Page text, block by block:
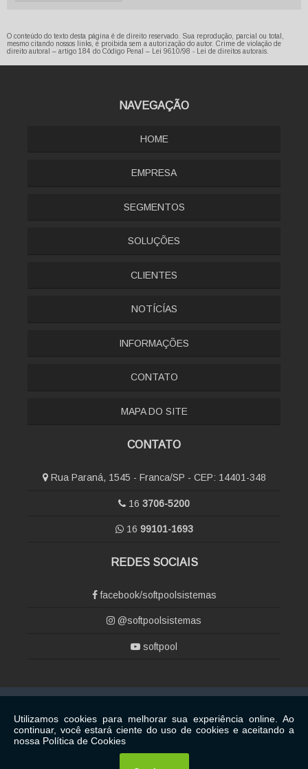
O conteúdo do texto desta página é de direito reservado. Sua reprodução, parcial ou total,
mesmo citando nossos links, é proibida sem a autorização do autor. Crime de violação de
direito autoral – artigo 184 do Código Penal –
Lei 9610/98 - Lei de direitos autorais
NAVEGAÇÃO
HOME
EMPRESA
SEGMENTOS
SOLUÇÕES
CLIENTES
NOTÍCÍAS
INFORMAÇÕES
CONTATO
MAPA DO SITE
CONTATO
Rua Paraná, 1545 - Franca/SP - CEP: 14401-348
16 3706-5200
16 99101-1693
REDES SOCIAIS
facebook/softpoolsistemas
@softpoolsistemas
softpool
W3C
W3C